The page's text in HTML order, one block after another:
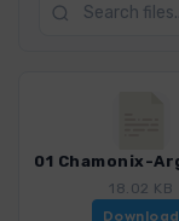
18.02 KB
Download